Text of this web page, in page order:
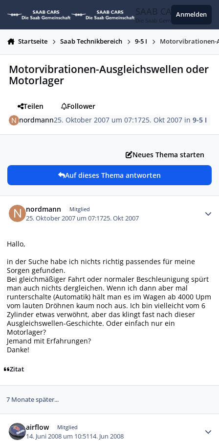
SAAB CARS
Die Saab Gemeinschaft
Anmelden
Startseite Saab Technikbereich 9-5 I Motorvibrationen-
Motorvibrationen-Ausgleichswellen oder
Motorlager
Teilen
Follower
nordmann25. Oktober 2007 um 07:1725. Okt 2007 in9-5 I
Neues Thema starten
Auf dieses Thema antworten
nordmann Mitglied
25. Oktober 2007 um 07:1725. Okt 2007
Hallo,
in der Suche habe ich nichts richtig passendes für meine
Sorgen gefunden.
Bei gleichmäßiger Fahrt oder normaler Beschleunigung spürt
man auch nichts dergleichen. Wenn ich dann aber mal
runterschalte (Automatik) hält man es im Wagen ab 4000 Upm
vom lauten Dröhnen kaum noch aus. Ich bin vielleicht vom 6
Zylinder etwas verwöhnt, aber das klingt fast nach dieser
Ausgleichswellen-Geschichte. Oder einfach nur ein
Motorlager?
Jemand mit Erfahrungen?
Danke!
Zitat
7 Monate später...
airflow Mitglied
14. Juni 2008 um 10:5114. Jun 2008